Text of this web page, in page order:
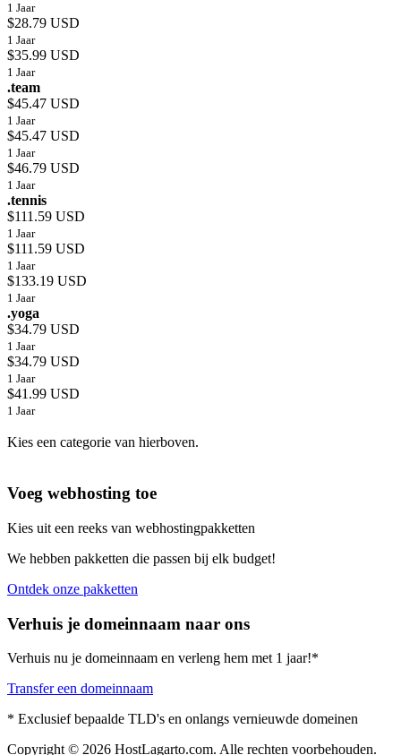
1 Jaar
$28.79 USD
1 Jaar
$35.99 USD
1 Jaar
.team
$45.47 USD
1 Jaar
$45.47 USD
1 Jaar
$46.79 USD
1 Jaar
.tennis
$111.59 USD
1 Jaar
$111.59 USD
1 Jaar
$133.19 USD
1 Jaar
.yoga
$34.79 USD
1 Jaar
$34.79 USD
1 Jaar
$41.99 USD
1 Jaar
Kies een categorie van hierboven.
Voeg webhosting toe
Kies uit een reeks van webhostingpakketten
We hebben pakketten die passen bij elk budget!
Ontdek onze pakketten
Verhuis je domeinnaam naar ons
Verhuis nu je domeinnaam en verleng hem met 1 jaar!*
Transfer een domeinnaam
* Exclusief bepaalde TLD's en onlangs vernieuwde domeinen
Copyright © 2026 HostLagarto.com. Alle rechten voorbehouden.